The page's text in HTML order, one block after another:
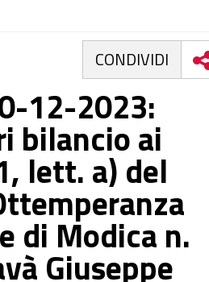
CONDIVIDI
12-2023:
bilancio ai
lett. a) del
di Modica n.
Giuseppe